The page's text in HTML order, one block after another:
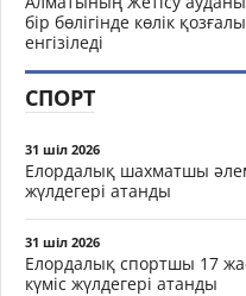
бір бөлігінде көлік
енгізіледі
СПОРТ
31 шіл 2026
Елордалық шахматшы
жүлдегері атанды
31 шіл 2026
Елордалық спортшы 17
күміс жүлдегері атанды